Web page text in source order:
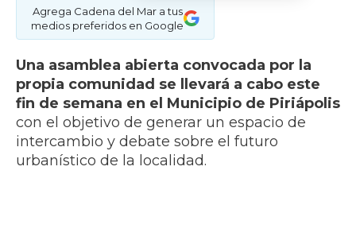
Agrega Cadena del Mar a tus
medios preferidos en Google
Una asamblea abierta convocada por la
propia comunidad se llevará a cabo este
fin de semana en el Municipio de Piriápolis
con el objetivo de generar un espacio de
intercambio y debate sobre el futuro
urbanístico de la localidad.